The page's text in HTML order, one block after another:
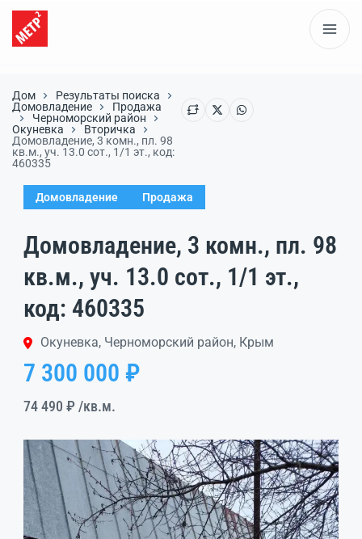
Дом
Результаты поиска
Домовладение
Продажа
Черноморский район
Окуневка
Вторичка
Домовладение, 3 комн., пл. 98
кв.м., уч. 13.0 сот., 1/1 эт., код:
460335
Домовладение Продажа
Домовладение, 3 комн., пл. 98
кв.м., уч. 13.0 сот., 1/1 эт.,
код: 460335
Окуневка, Черноморский район, Крым
7 300 000 ₽
74 490 ₽ /кв.м.